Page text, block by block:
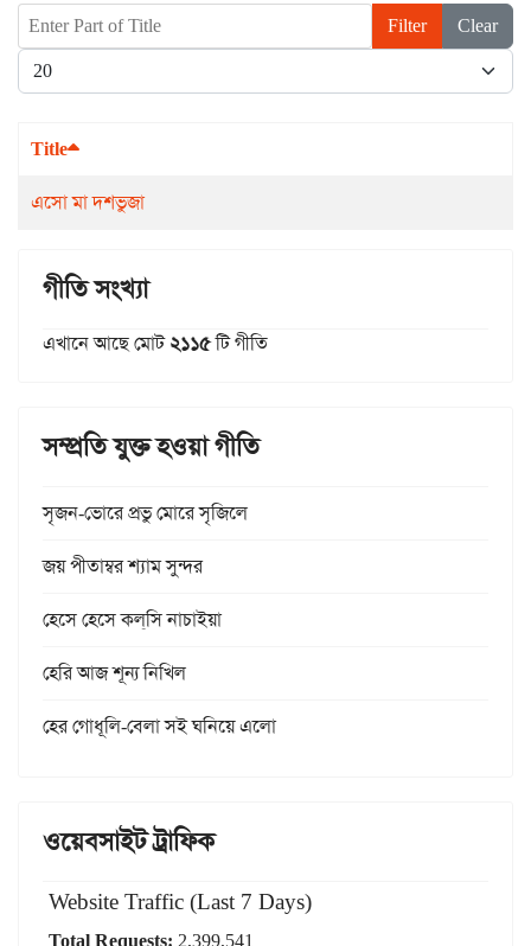
Enter Part of Title Filter
Clear
Display #
Title
এসো মা দশভুজা
গীতি সংখ্যা
এখানে আছে মোট২১১৫টি গীতি
সম্প্রতি যুক্ত হওয়া গীতি
সৃজন-ভোরে প্রভু মোরে সৃজিলে
জয় পীতাম্বর শ্যাম সুন্দর
হেসে হেসে কল্‌সি নাচাইয়া
হেরি আজ শূন্য নিখিল
হের গোধূলি-বেলা সই ঘনিয়ে এলো
ওয়েবসাইট ট্রাফিক
Website Traffic (Last 7 Days)